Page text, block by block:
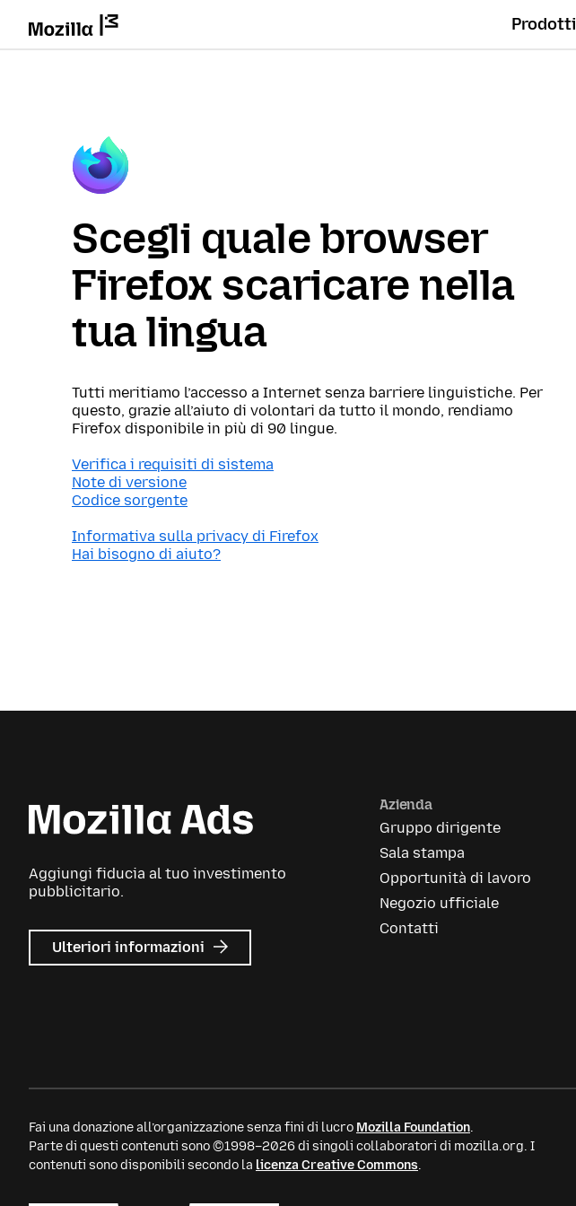
Prodotti
Scegli quale browser
Firefox scaricare nella
tua lingua
Tutti meritiamo l’accesso a Internet senza barriere linguistiche. Per
questo, grazie all’aiuto di volontari da tutto il mondo, rendiamo
Firefox disponibile in più di 90 lingue.
Verifica i requisiti di sistema
Note di versione
Codice sorgente
Informativa sulla privacy di Firefox
Hai bisogno di aiuto?
Aggiungi fiducia al tuo investimento
pubblicitario.
Ulteriori informazioni su
Mozilla
Azienda
Gruppo dirigente
Sala stampa
Opportunità di lavoro
Negozio ufficiale
Contatti
Fai una donazione all’organizzazione senza fini di lucro Mozilla Foundation.
Parte di questi contenuti sono ©1998–2026 di singoli collaboratori di mozilla.org. I
contenuti sono disponibili secondo la licenza Creative Commons.